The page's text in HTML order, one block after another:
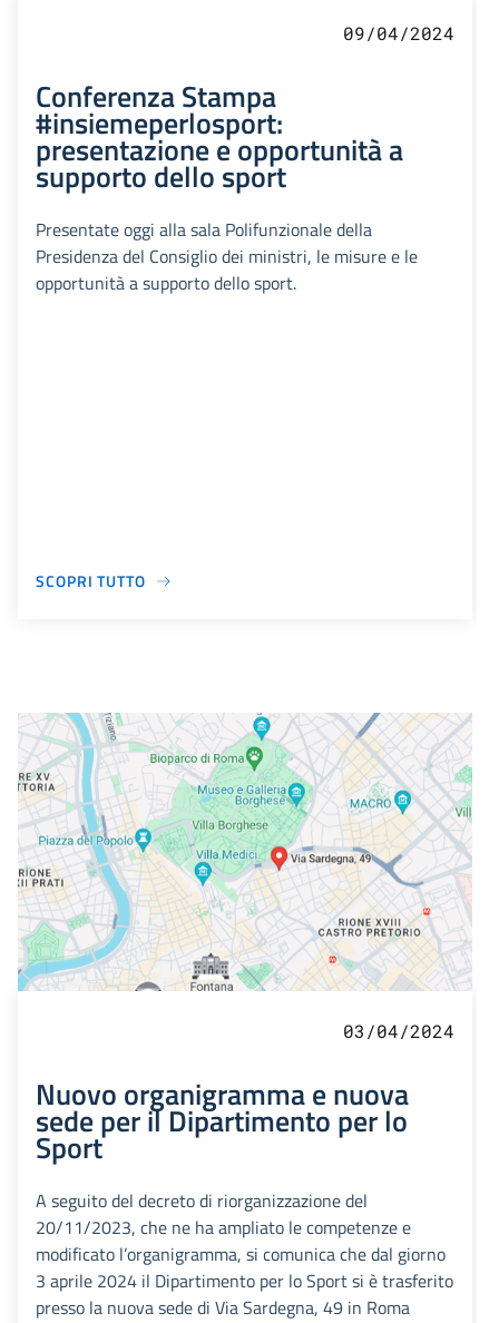
09/04/2024
Conferenza Stampa
#insiemeperlosport:
presentazione e opportunità a
supporto dello sport
Presentate oggi alla sala Polifunzionale della
Presidenza del Consiglio dei ministri, le misure e le
opportunità a supporto dello sport.
SCOPRI TUTTO
03/04/2024
Nuovo organigramma e nuova
sede per il Dipartimento per lo
Sport
A seguito del decreto di riorganizzazione del
20/11/2023, che ne ha ampliato le competenze e
modificato l’organigramma, si comunica che dal giorno
3 aprile 2024 il Dipartimento per lo Sport si è trasferito
presso la nuova sede di Via Sardegna, 49 in Roma